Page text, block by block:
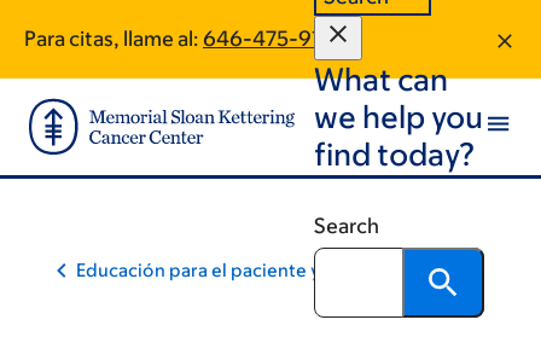
main
content
footer
Para citas, llame al: 646-475-9149
What can
we help you
find today?
Search
Educación para el paciente y la comunidad